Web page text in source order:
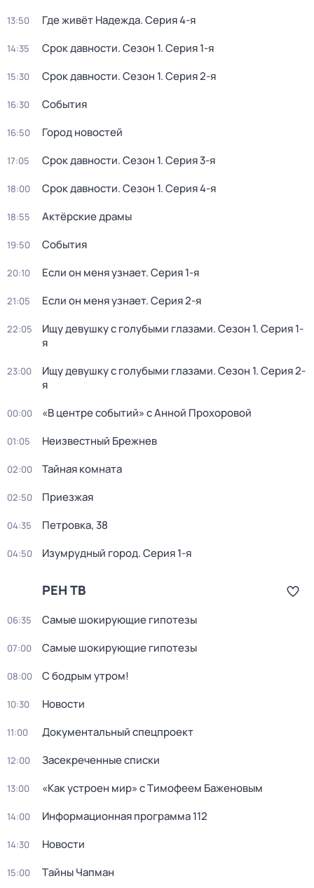
13:50 Где живёт Надежда. Серия 4-я
14:35 Срок давности. Сезон 1. Серия 1-я
15:30 Срок давности. Сезон 1. Серия 2-я
16:30 События
16:50 Город новостей
17:05 Срок давности. Сезон 1. Серия 3-я
18:00 Срок давности. Сезон 1. Серия 4-я
18:55 Актёрские драмы
19:50 События
20:10 Если он меня узнает. Серия 1-я
21:05 Если он меня узнает. Серия 2-я
22:05 Ищу девушку с голубыми глазами. Сезон 1. Серия 1-
я
23:00 Ищу девушку с голубыми глазами. Сезон 1. Серия 2-
я
00:00 «В центре событий» с Анной Прохоровой
01:05 Неизвестный Брежнев
02:00 Тайная комната
02:50 Приезжая
04:35 Петровка, 38
04:50 Изумрудный город. Серия 1-я
РЕН ТВ
06:35 Самые шoкиpующие гипотезы
07:00 Самые шoкиpующие гипотезы
08:00 С бодрым утром!
10:30 Новости
11:00 Докyментальный спецпроeкт
12:00 Заcекрeченные списки
13:00 «Как устроен мир» с Тимофеем Баженовым
14:00 Информационная программа 112
14:30 Новости
15:00 Тaйны Чапман